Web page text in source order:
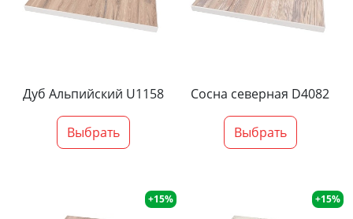
Дуб Альпийский U1158
Выбрать
Сосна северная D4082
Выбрать
+15% +15%